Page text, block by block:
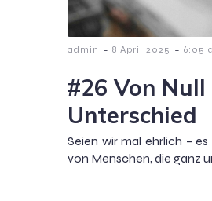
admin - 8 April 2025 - 6:05
#26 Von
Unterschied
Seien wir mal ehrlich –
von Menschen, die ganz